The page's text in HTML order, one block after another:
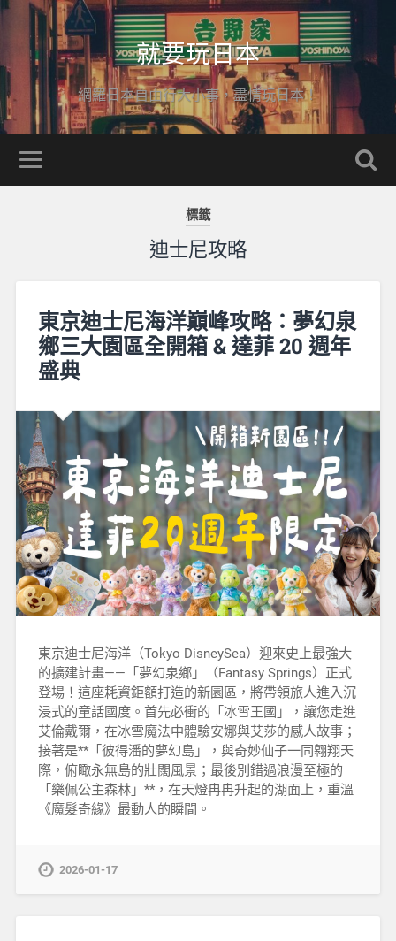
就要玩日本
網羅日本自由行大小事，盡情玩日本！
標籤
迪士尼攻略
東京迪士尼海洋巔峰攻略：夢幻泉
鄉三大園區全開箱 & 達菲 20 週年
盛典
東京迪士尼海洋（Tokyo DisneySea）迎來史上最強大
的擴建計畫——「夢幻泉鄉」（Fantasy Springs）正式
登場！這座耗資鉅額打造的新園區，將帶領旅人進入沉
浸式的童話國度。首先必衝的「冰雪王國」，讓您走進
艾倫戴爾，在冰雪魔法中體驗安娜與艾莎的感人故事；
接著是**「彼得潘的夢幻島」，與奇妙仙子一同翱翔天
際，俯瞰永無島的壯闊風景；最後別錯過浪漫至極的
「樂佩公主森林」**，在天燈冉冉升起的湖面上，重溫
《魔髮奇緣》最動人的瞬間。
2026-01-17